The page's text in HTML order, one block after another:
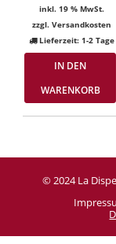
inkl. 19 % MwSt.
zzgl.Versandkosten
Lieferzeit:1-2 Tage
IN DEN
WARENKORB
© 2024 La